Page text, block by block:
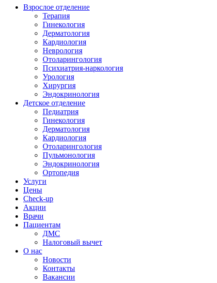
Взрослое отделение
Терапия
Гинекология
Дерматология
Кардиология
Неврология
Отоларингология
Психиатрия-наркология
Урология
Хирургия
Эндокринология
Детское отделение
Педиатрия
Гинекология
Дерматология
Кардиология
Отоларингология
Пульмонология
Эндокринология
Ортопедия
Услуги
Цены
Check-up
Акции
Врачи
Пациентам
ДМС
Налоговый вычет
О нас
Новости
Контакты
Вакансии